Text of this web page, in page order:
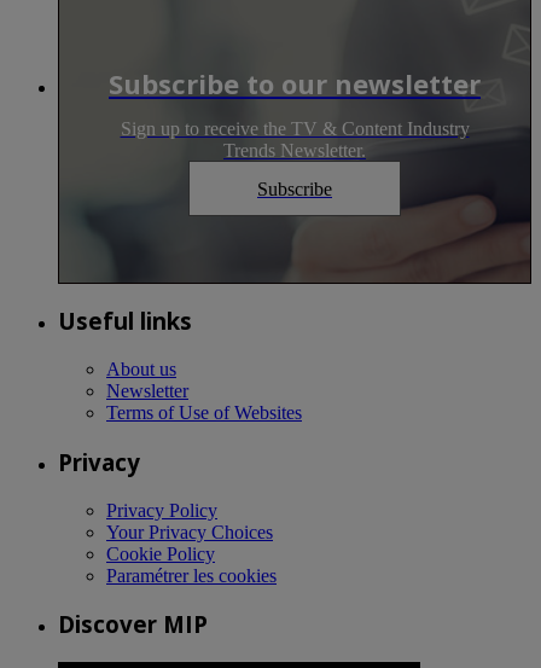
Subscribe to our newsletter
Sign up to receive the TV & Content Industry
Trends Newsletter.
Subscribe
Useful links
About us
Newsletter
Terms of Use of Websites
Privacy
Privacy Policy
Your Privacy Choices
Cookie Policy
Paramétrer les cookies
Discover MIP